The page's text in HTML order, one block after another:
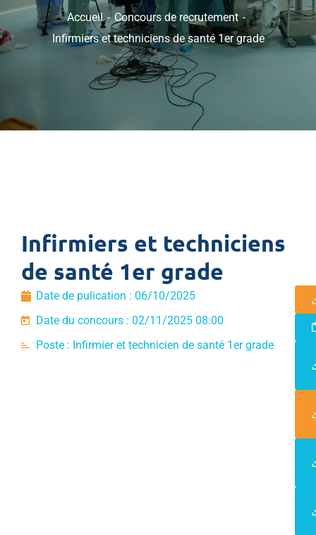
Accueil
Concours de recrutement
Infirmiers et techniciens de santé 1er grade
Infirmiers et techniciens
de santé 1er grade
Date de pulication : 06/10/2025
Date du concours : 02/11/2025 08:00
Poste : Infirmier et technicien de santé 1er grade